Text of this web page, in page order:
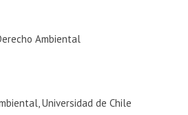
Ambiental
Universidad de Chile